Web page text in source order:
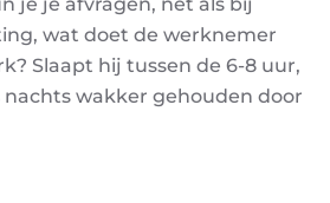
wat doet de werknemer
Slaapt hij tussen de 6-8 uur,
nachts wakker gehouden door